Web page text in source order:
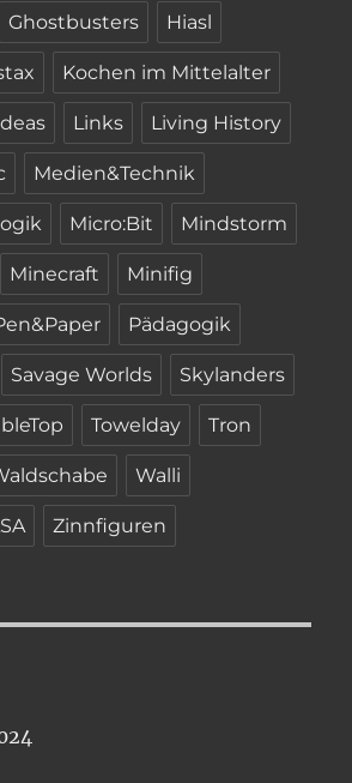
Ghostbusters Hiasl
Kochen im Mittelalter
Links Living History
Medien&Technik
Micro:Bit Mindstorm
Minecraft Minifig
Pädagogik
Savage Worlds Skylanders
Towelday Tron
Walli
Zinnfiguren